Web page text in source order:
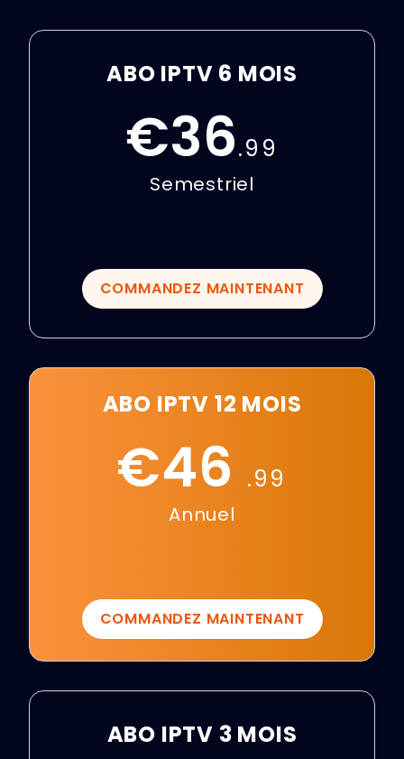
ABO IPTV 6 MOIS
€36.99
Semestriel
COMMANDEZ MAINTENANT
ABO IPTV 12 MOIS
€46 .99
Annuel
COMMANDEZ MAINTENANT
ABO IPTV 3 MOIS